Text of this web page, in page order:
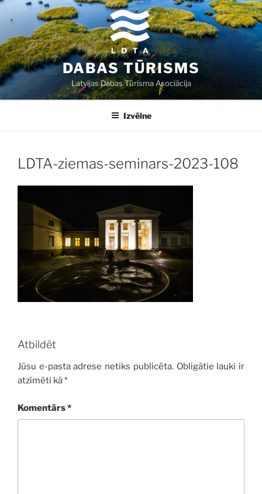
Doties
saturu
DABAS TŪRISMS
Latvijas Dabas Tūrisma Asociācija
Izvēlne
LDTA-ziemas-seminars-2023-108
Atbildēt
Jūsu e-pasta adrese netiks publicēta. Obligātie lauki ir
atzīmēti kā*
Komentārs*